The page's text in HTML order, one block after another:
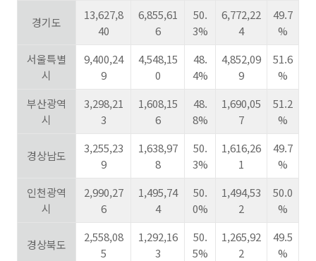
경기도
13,627,8
40
6,855,61
6
50.
3%
6,772,22
4
49.7
%
서울특별
시
9,400,24
9
4,548,15
0
48.
4%
4,852,09
9
51.6
%
부산광역
시
3,298,21
3
1,608,15
6
48.
8%
1,690,05
7
51.2
%
경상남도
3,255,23
9
1,638,97
8
50.
3%
1,616,26
1
49.7
%
인천광역
시
2,990,27
6
1,495,74
4
50.
0%
1,494,53
2
50.0
%
경상북도
2,558,08
5
1,292,16
3
50.
5%
1,265,92
2
49.5
%